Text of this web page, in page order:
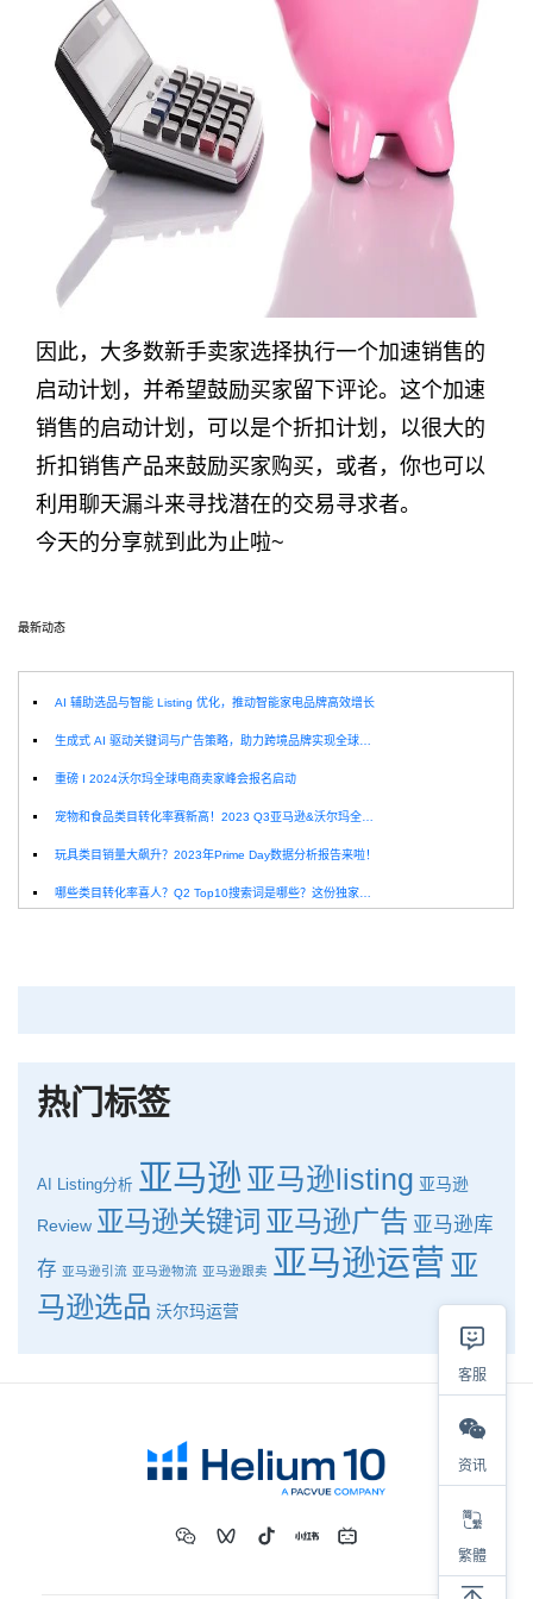
因此，大多数新手卖家选择执行一个加速销售的
启动计划，并希望鼓励买家留下评论。这个加速
销售的启动计划，可以是个折扣计划，以很大的
折扣销售产品来鼓励买家购买，或者，你也可以
利用聊天漏斗来寻找潜在的交易寻求者。
今天的分享就到此为止啦~
最新动态
AI 辅助选品与智能 Listing 优化，推动智能家电品牌高效增长
生成式 AI 驱动关键词与广告策略，助力跨境品牌实现全球增长突破
重磅 I 2024沃尔玛全球电商卖家峰会报名启动
宠物和食品类目转化率赛新高！2023 Q3亚马逊&沃尔玛全球电商CPC数据发布！
玩具类目销量大飙升？2023年Prime Day数据分析报告来啦！
哪些类目转化率喜人？Q2 Top10搜索词是哪些？这份独家报告来解答！
热门标签
AI Listing分析 亚马逊 亚马逊listing 亚马逊
Review 亚马逊关键词 亚马逊广告 亚马逊库
存 亚马逊引流 亚马逊物流 亚马逊跟卖 亚马逊运营 亚
马逊选品 沃尔玛运营
客服
资讯
繁體